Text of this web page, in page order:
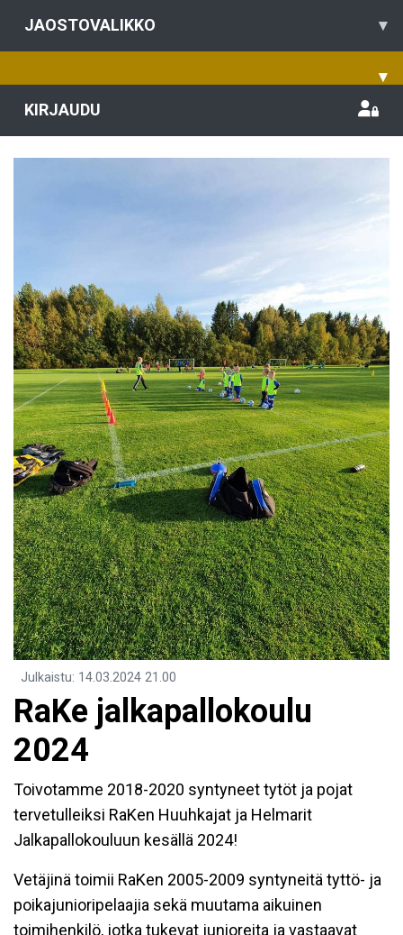
JAOSTOVALIKKO ▾
▾
KIRJAUDU
Julkaistu: 14.03.2024 21.00
RaKe jalkapallokoulu
2024
Toivotamme 2018-2020 syntyneet tytöt ja pojat
tervetulleiksi RaKen Huuhkajat ja Helmarit
Jalkapallokouluun kesällä 2024!
Vetäjinä toimii RaKen 2005-2009 syntyneitä tyttö- ja
poikajunioripelaajia sekä muutama aikuinen
toimihenkilö, jotka tukevat junioreita ja vastaavat